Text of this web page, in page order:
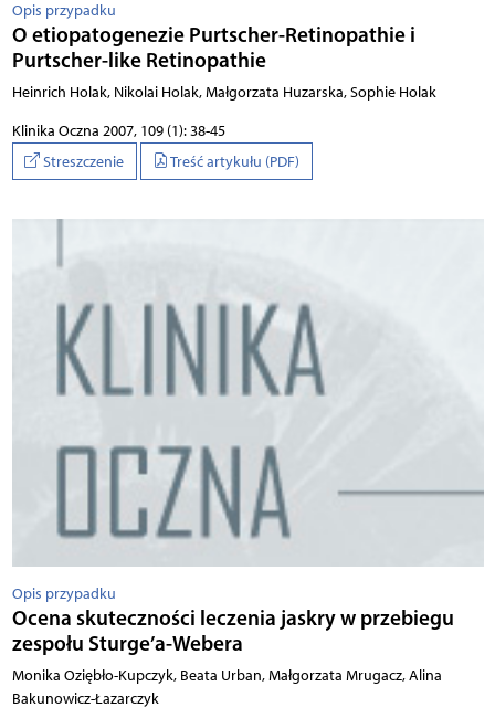
Opis przypadku
O etiopatogenezie Purtscher-Retinopathie i
Purtscher-like Retinopathie
Heinrich Holak, Nikolai Holak, Małgorzata Huzarska, Sophie Holak
Klinika Oczna 2007, 109 (1): 38-45
Streszczenie
Treść artykułu (PDF)
Opis przypadku
Ocena skuteczności leczenia jaskry w przebiegu
zespołu Sturge’a-Webera
Monika Oziębło-Kupczyk, Beata Urban, Małgorzata Mrugacz, Alina
Bakunowicz-Łazarczyk